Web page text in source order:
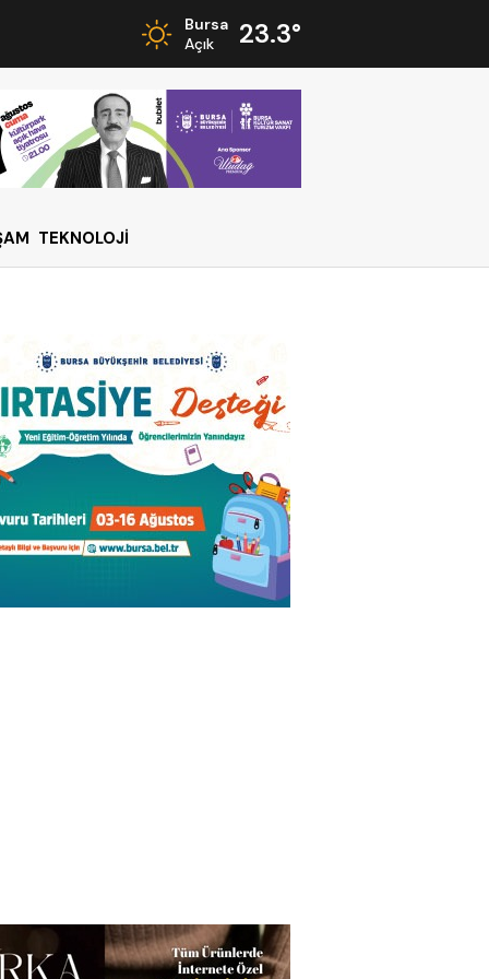
Bursa
Açık
23.3°
TEKNOLOJİ